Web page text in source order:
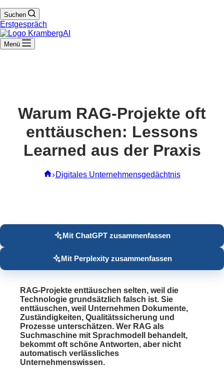
Suchen
Erstgespräch
Menü
Warum RAG-Projekte oft
enttäuschen: Lessons
Learned aus der Praxis
Start
Digitales Unternehmensgedächtnis
Mit ChatGPT zusammenfassen
Mit Perplexity zusammenfassen
RAG-Projekte enttäuschen selten, weil die
Technologie grundsätzlich falsch ist. Sie
enttäuschen, weil Unternehmen Dokumente,
Zuständigkeiten, Qualitätssicherung und
Prozesse unterschätzen. Wer RAG als
Suchmaschine mit Sprachmodell behandelt,
bekommt oft schöne Antworten, aber nicht
automatisch verlässliches
Unternehmenswissen.